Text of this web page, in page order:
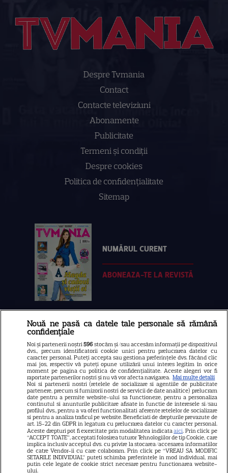
Despre Tvmania
Contact
Contacte televiziuni
Abonamente
Publicitate
Termeni și condiții
Despre cookies
Politica de confidenţialitate
Sitemap
NUMĂRUL CURENT
ABONEAZA-TE LA REVISTĂ
Libertatea
Libertatea pentru femei
GSP
Știri mondene
Avantaje
Elle
Unica
Retete practice
URMĂREȘTE-NE PE
Nouă ne pasă ca datele tale personale să rămână
confidențiale
Noi și partenerii noștri596 stocăm și/sau accesăm informații pe dispozitivul
dvs., precum identificatorii cookie unici pentru prelucrarea datelor cu
caracter personal. Puteți accepta sau gestiona preferințele dvs. făcând clic
mai jos, respectiv vă puteți opune utilizării unui interes legitim în orice
moment pe pagina cu politica de confidențialitate. Aceste alegeri vor fi
raportate partenerilor noștri și nu vă vor afecta navigarea. Mai multe detalii
Noi si partenerii nostri (retelele de socializare si agentiile de publicitate
partenere, precum si furnizorii nostri de servicii de date analitice) prelucram
date pentru a permite website-ului sa functioneze, pentru a personaliza
continutul si anunturile publicitare afisate in functie de interesele si/sau
profilul dvs., pentru a va oferi functionalitati aferente retelelor de socializare
si pentru a analiza traficul pe website. Beneficiati de drepturile prevazute de
art. 15-22 din GDPR in legatura cu prelucrarea datelor cu caracter personal.
Aceste drepturi pot fi exercitate prin modalitatea indicataaici. Prin click pe
“ACCEPT TOATE”, acceptati folosirea tuturor Tehnologiilor de tip Cookie, care
implica inclusiv acceptul dvs. cu privire la stocarea/accesarea informatiilor
de catre Vendor-ii cu care colaboram. Prin click pe “VREAU SA MODIFIC
SETARILE INDIVIDUAL” puteti schimba preferintele in mod individual, mai
putin cele legate de cookie strict necesare pentru functionarea website-
ului.